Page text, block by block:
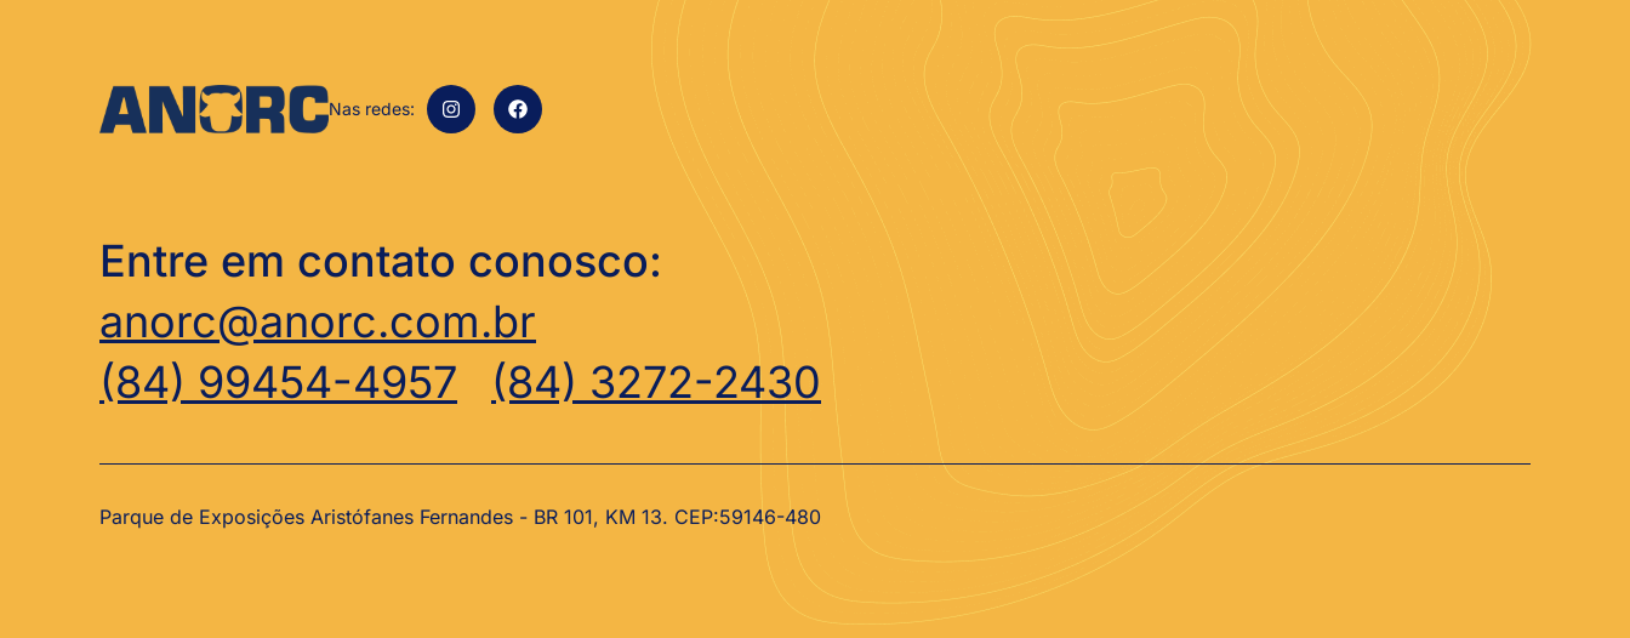
Nas redes:
Entre em contato conosco:
anorc@anorc.com.br
(84) 99454-4957
(84) 3272-2430
Parque de Exposições Aristófanes Fernandes - BR 101, KM 13. CEP:59146-480